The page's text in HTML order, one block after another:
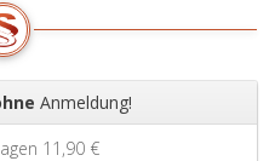
des
Anmeldung!
11,90 €